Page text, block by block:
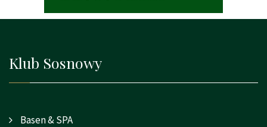
Klub Sosnowy
Basen & SPA